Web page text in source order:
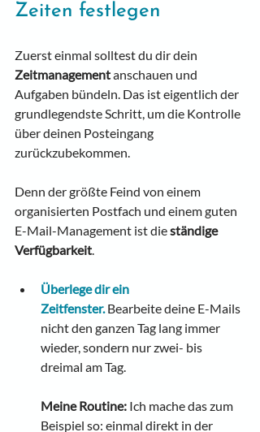
Zeiten festlegen
Zuerst einmal solltest du dir dein
Zeitmanagement anschauen und
Aufgaben bündeln. Das ist eigentlich der
grundlegendste Schritt, um die Kontrolle
über deinen Posteingang
zurückzubekommen.
Denn der größte Feind von einem
organisierten Postfach und einem guten
E-Mail-Management ist die ständige
Verfügbarkeit
Überlege dir ein
Zeitfenster. Bearbeite deine E-Mails
nicht den ganzen Tag lang immer
wieder, sondern nur zwei- bis
dreimal am Tag.
Meine Routine: Ich mache das zum
Beispiel so: einmal direkt in der